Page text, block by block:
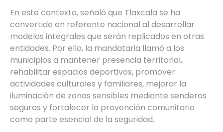
En este contexto, señaló que Tlaxcala se ha
convertido en referente nacional al desarrollar
modelos integrales que serán replicados en otras
entidades. Por ello, la mandataria llamó a los
municipios a mantener presencia territorial,
rehabilitar espacios deportivos, promover
actividades culturales y familiares, mejorar la
iluminación de zonas sensibles mediante senderos
seguros y fortalecer la prevención comunitaria
como parte esencial de la seguridad.